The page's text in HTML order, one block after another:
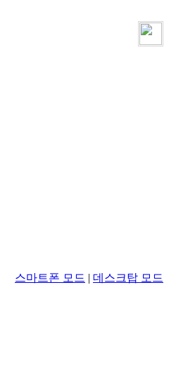
스마트폰 모드 | 데스크탑 모드